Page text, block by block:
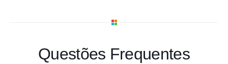
Questões Frequentes